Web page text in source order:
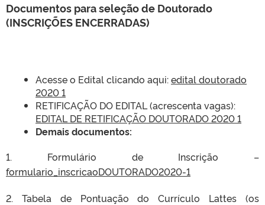
Documentos para seleção de Doutorado
(INSCRIÇÕES ENCERRADAS)
Acesse o Edital clicando aqui:edital doutorado
2020 1
RETIFICAÇÃO DO EDITAL (acrescenta vagas):
EDITAL DE RETIFICAÇÃO DOUTORADO 2020 1
Demais documentos:
1. Formulário de Inscrição –
formulario_inscricaoDOUTORADO2020-1
2. Tabela de Pontuação do Currículo Lattes (os